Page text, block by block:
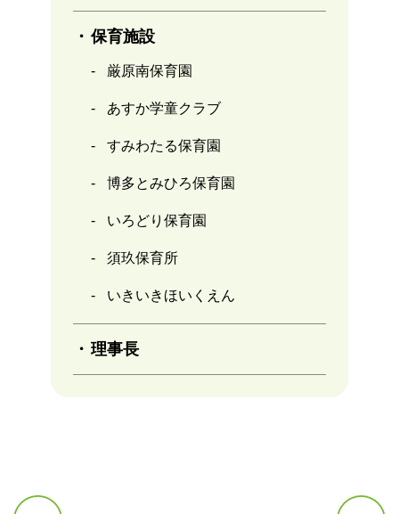
保育施設
厳原南保育園
あすか学童クラブ
すみわたる保育園
博多とみひろ保育園
いろどり保育園
須玖保育所
いきいきほいくえん
理事長